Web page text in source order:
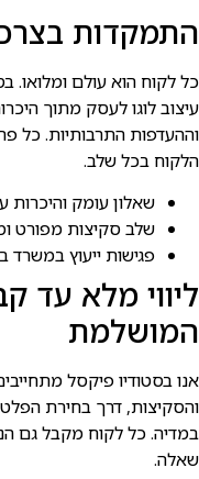
התמקדות
כל לקוח הוא עולם ומלואו.
עיצוב לוגו לעסק מתוך
וההעדפות התרבותיות. כל
הלקוח בכל שלב.
שאלון עומק
שלב סקיצות מפורט
פגישות ייעוץ במשרד
ליווי מלא עד
המושלמת
אנו בסטודיו פיקסל
והסקיצות, דרך בחירת
במדיה. כל לקוח מקבל גם
שאלה.